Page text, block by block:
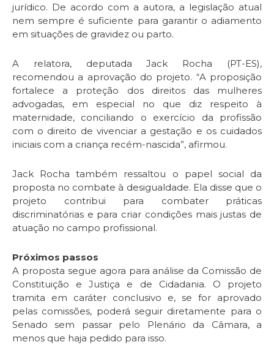
jurídico. De acordo com a autora, a legislação atual
nem sempre é suficiente para garantir o adiamento
em situações de gravidez ou parto.
A relatora, deputada Jack Rocha (PT-ES),
recomendou a aprovação do projeto. “A proposição
fortalece a proteção dos direitos das mulheres
advogadas, em especial no que diz respeito à
maternidade, conciliando o exercício da profissão
com o direito de vivenciar a gestação e os cuidados
iniciais com a criança recém-nascida”, afirmou.
Jack Rocha também ressaltou o papel social da
proposta no combate à desigualdade. Ela disse que o
projeto contribui para combater práticas
discriminatórias e para criar condições mais justas de
atuação no campo profissional.
Próximos passos
A proposta segue agora para análise da Comissão de
Constituição e Justiça e de Cidadania. O projeto
tramita em caráter conclusivo e, se for aprovado
pelas comissões, poderá seguir diretamente para o
Senado sem passar pelo Plenário da Câmara, a
menos que haja pedido para isso.